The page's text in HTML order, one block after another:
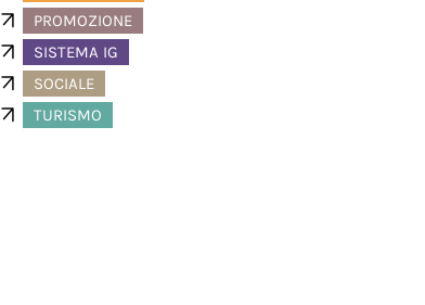
PROMOZIONE
SISTEMA IG
SOCIALE
TURISMO